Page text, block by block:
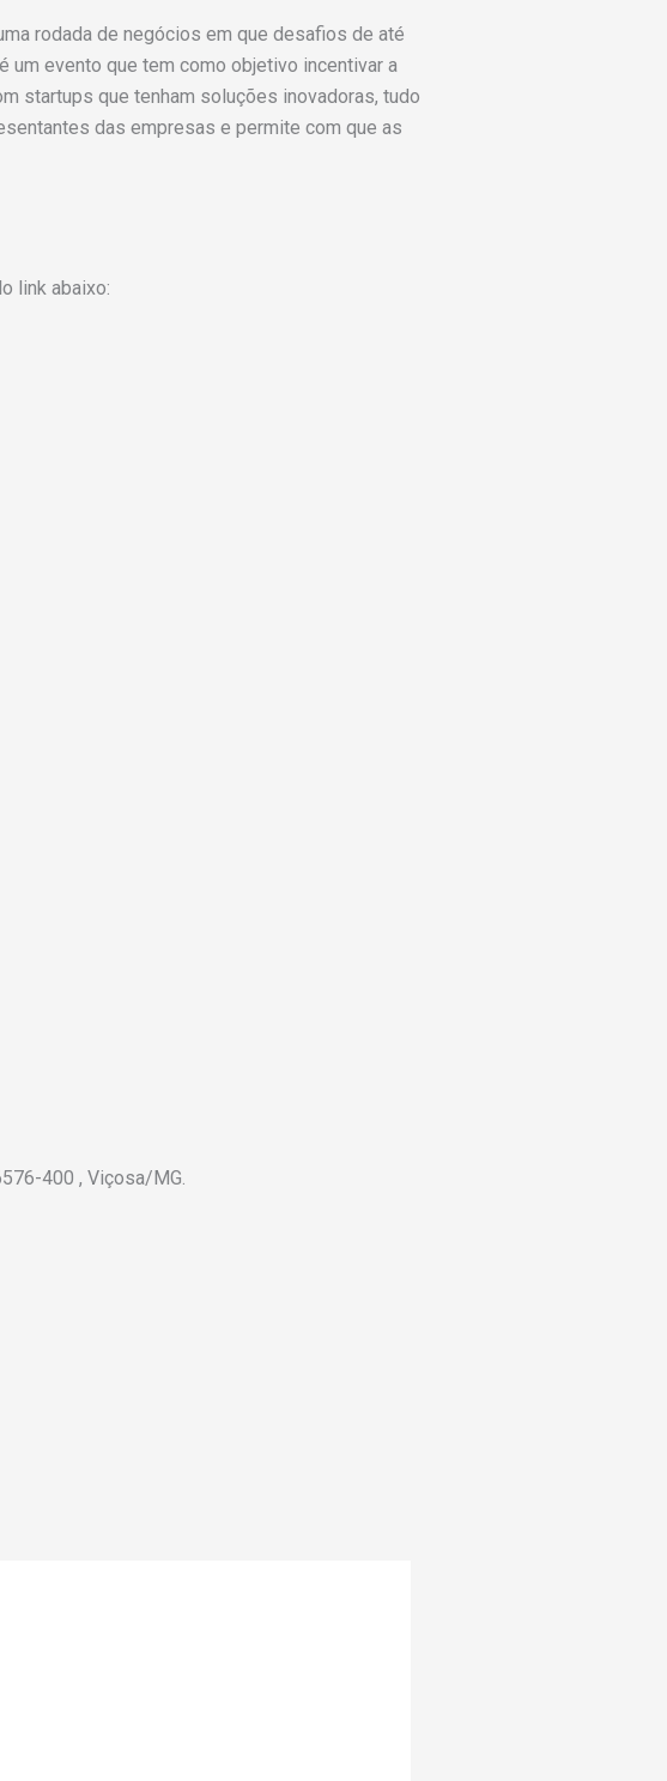
rodada de negócios em que desafios de até
um evento que tem como objetivo incentivar a
startups que tenham soluções inovadoras, tudo
das empresas e permite com que as
link abaixo:
400 , Viçosa/MG.